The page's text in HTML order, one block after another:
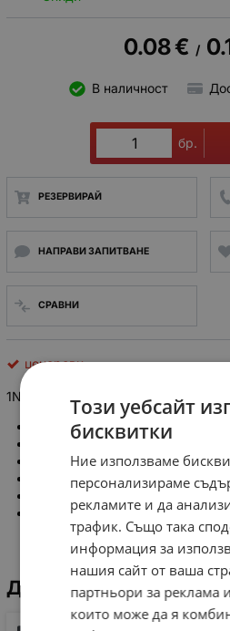
0.08€ /
В наличност
бр.
РЕЗЕРВИРАЙ
НАПРАВИ ЗАПИТВАНЕ
СРАВНИ
ценерови
1N5237B Диод ценеров 8.2V 0.5W
Ценерово напрежение: 8.2V
Мощност: 0.5W
Корпус: DO35
Толеранс: 5%
Изводи: аксиални
Монтаж: THT
ДОКУМЕНТИ ЗА
Този уебсайт
бисквитки
Ние използваме
персонализираме
рекламите и да
трафик. Също така
информация за
нашия сайт от ваша
партньори за реклама
които може да я